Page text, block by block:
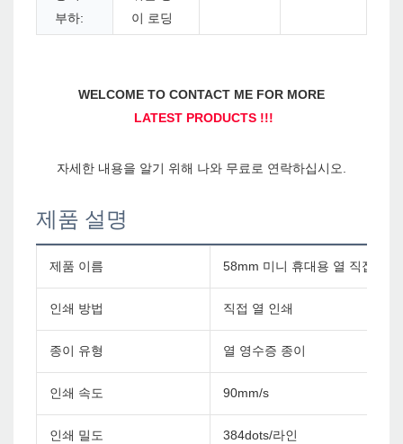
부하:
이 로딩
제품 설명
제품 이름 58mm 미니 휴대용 열 직접 프
인쇄 방법 직접 열 인쇄
종이 유형 열 영수증 종이
인쇄 속도 90mm/s
인쇄 밀도 384dots/라인